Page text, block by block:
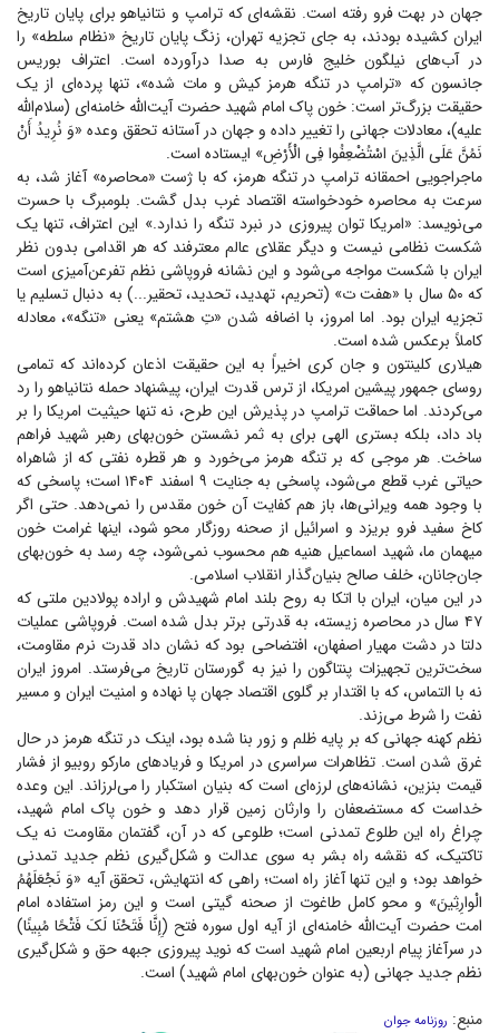
جهان در بهت فرو رفته است. نقشه‌ای که ترامپ و نتانیاهو برای پایان تاریخ
ایران کشیده بودند، به جای تجزیه تهران، زنگ پایان تاریخ «نظام سلطه» را
در آب‌های نیلگون خلیج فارس به صدا درآورده است. اعتراف بوریس
جانسون که «ترامپ در تنگه هرمز کیش و مات شده»، تنها پرده‌ای از یک
حقیقت بزرگ‌تر است: خون پاک امام شهید حضرت آیت‌الله خامنه‌ای (سلام‌الله
علیه)، معادلات جهانی را تغییر داده و جهان در آستانه تحقق وعده «وَ نُرِیدُ أَنْ
نَمُنَّ عَلَى الَّذِینَ اسْتُضْعِفُوا فِی الْأَرْضِ» ایستاده است.
ماجراجویی احمقانه ترامپ در تنگه هرمز، که با ژست «محاصره» آغاز شد، به
سرعت به محاصره خودخواسته اقتصاد غرب بدل گشت. بلومبرگ با حسرت
می‌نویسد: «امریکا توان پیروزی در نبرد تنگه را ندارد.» این اعتراف، تنها یک
شکست نظامی نیست و دیگر عقلای عالم معترفند که هر اقدامی بدون نظر
ایران با شکست مواجه می‌شود و این نشانه فروپاشی نظم تفرعن‌آمیزی است
که ۵۰ سال با «هفت ت» (تحریم، تهدید، تحدید، تحقیر...) به دنبال تسلیم یا
تجزیه ایران بود. اما امروز، با اضافه شدن «تِ هشتم» یعنی «تنگه»، معادله
کاملاً برعکس شده است.
هیلاری کلینتون و جان کری اخیراً به این حقیقت اذعان کرده‌اند که تمامی
روسای جمهور پیشین امریکا، از ترس قدرت ایران، پیشنهاد حمله نتانیاهو را رد
می‌کردند. اما حماقت ترامپ در پذیرش این طرح، نه تنها حیثیت امریکا را بر
باد داد، بلکه بستری الهی برای به ثمر نشستن خون‌بهای رهبر شهید فراهم
ساخت. هر موجی که بر تنگه هرمز می‌خورد و هر قطره نفتی که از شاهراه
حیاتی غرب قطع می‌شود، پاسخی به جنایت ۹ اسفند ۱۴۰۴ است؛ پاسخی که
با وجود همه ویرانی‌ها، باز هم کفایت آن خون مقدس را نمی‌دهد. حتی اگر
کاخ سفید فرو بریزد و اسرائیل از صحنه روزگار محو شود، اینها غرامت خون
میهمان ما، شهید اسماعیل هنیه هم محسوب نمی‌شود، چه رسد به خون‌بهای
جان‌جانان، خلف صالح بنیان‌گذار انقلاب اسلامی.
در این میان، ایران با اتکا به روح بلند امام شهیدش و اراده پولادین ملتی که
۴۷ سال در محاصره زیسته، به قدرتی برتر بدل شده است. فروپاشی عملیات
دلتا در دشت مهیار اصفهان، افتضاحی بود که نشان داد قدرت نرم مقاومت،
سخت‌ترین تجهیزات پنتاگون را نیز به گورستان تاریخ می‌فرستد. امروز ایران
نه با التماس، که با اقتدار بر گلوی اقتصاد جهان پا نهاده و امنیت ایران و مسیر
نفت را شرط می‌زند.
نظم کهنه جهانی که بر پایه ظلم و زور بنا شده بود، اینک در تنگه هرمز در حال
غرق شدن است. تظاهرات سراسری در امریکا و فریاد‌های مارکو روبیو از فشار
قیمت بنزین، نشانه‌های لرزه‌ای است که بنیان استکبار را می‌لرزاند. این وعده
خداست که مستضعفان را وارثان زمین قرار دهد و خون پاک امام شهید،
چراغ راه این طلوع تمدنی است؛ طلوعی که در آن، گفتمان مقاومت نه یک
تاکتیک، که نقشه راه بشر به سوی عدالت و شکل‌گیری نظم جدید تمدنی
خواهد بود؛ و این تنها آغاز راه است؛ راهی که انتهایش، تحقق آیه «وَ نَجْعَلَهُمُ
الْوارِثِینَ» و محو کامل طاغوت از صحنه گیتی است و این رمز استفاده امام
امت حضرت آیت‌الله خامنه‌ای از آیه اول سوره فتح (إِنَّا فَتَحْنَا لَکَ فَتْحًا مُبِینًا)
در سرآغاز پیام اربعین امام شهید است که نوید پیروزی جبهه حق و شکل‌گیری
نظم جدید جهانی (به عنوان خون‌بهای امام شهید) است.
منبع: روزنامه جوان